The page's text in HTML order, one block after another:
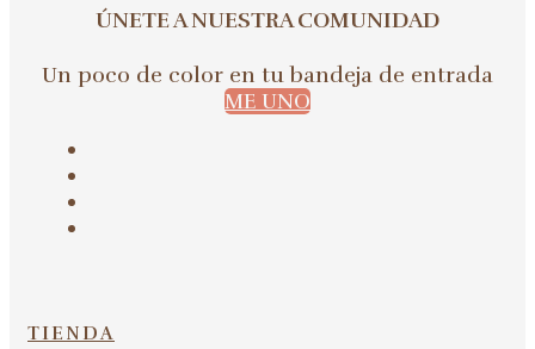
ÚNETE A NUESTRA COMUNIDAD
Un poco de color en tu bandeja de entrada
ME UNO
TIENDA